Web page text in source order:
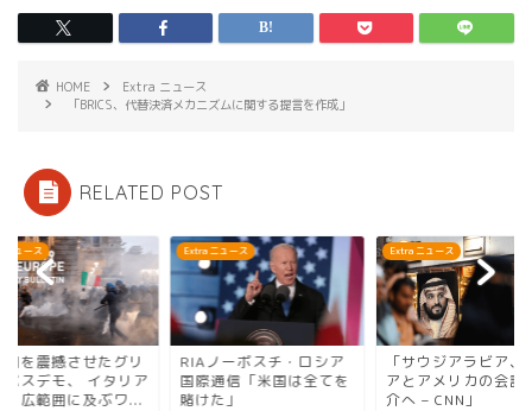
HOME
Extra ニュース
「BRICS、代替決済メカニズムに関する提言を作成」
RELATED POST
ニュース
州を震撼させたグリ
パスデモ、 イタリア
、広範囲に及ぶワ...
Extra ニュース
RIAノーボスチ・ロシア
国際通信「米国は全てを
賭けた」
Extra ニュース
「サウジアラビア、
アとアメリカの会談
介へ – CNN」